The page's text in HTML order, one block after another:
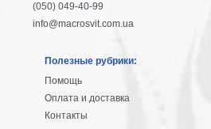
(050) 049-40-99
info@macrosvit.com.ua
Полезные рубрики:
Помощь
Оплата и доставка
Контакты